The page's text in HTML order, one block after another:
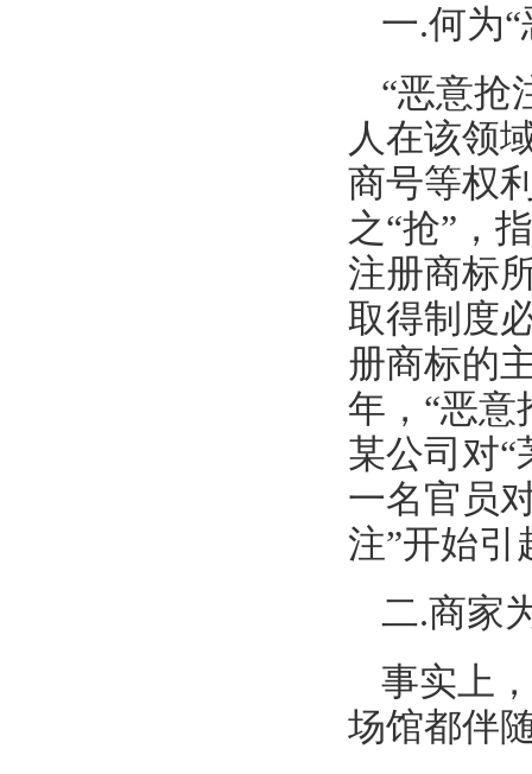
一.何为
“恶意抢
人在该领
商号等权
之“抢”，
注册商标
取得制度
册商标的
年，“恶意
某公司对
一名官员
注”开始
二.商家
事实上
场馆都伴